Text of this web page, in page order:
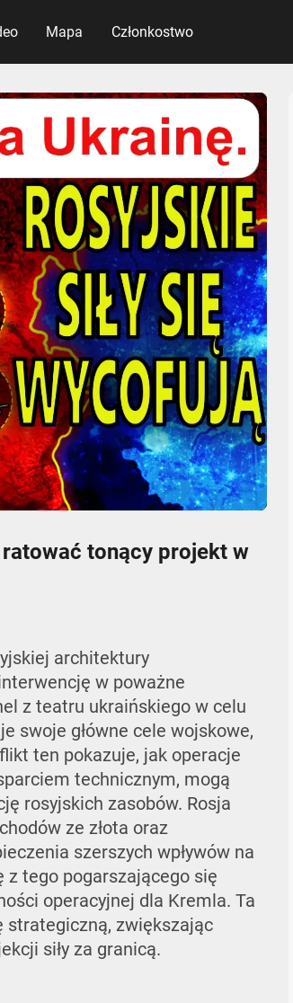
Mapa Członkostwo
04:57
Mute Settings
Enter
ratować tonący projekt w
architektury
w poważne
z teatru ukraińskiego w celu
swoje główne cele wojskowe,
ten pokazuje, jak operacje
technicznym, mogą
rosyjskich zasobów. Rosja
ze złota oraz
szerszych wpływów na
z tego pogarszającego się
operacyjnej dla Kremla. Ta
strategiczną, zwiększając
siły za granicą.